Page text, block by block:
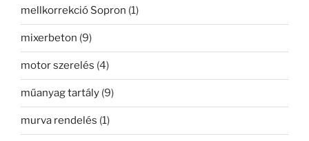
mellkorrekció Sopron (1)
mixerbeton (9)
motor szerelés (4)
műanyag tartály (9)
murva rendelés (1)